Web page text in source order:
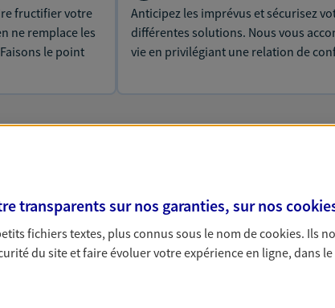
fructifier votre
ne remplace les
le point
Anticipez les imprévus et sécurisez
différentes solutions. Nous vous
vie en privilégiant une relation de
Prévoyance &
transparents sur nos garanties, sur nos
fichiers textes, plus connus sous le nom decookies. Ils
du site et faire évoluer votre expérience en ligne, dans